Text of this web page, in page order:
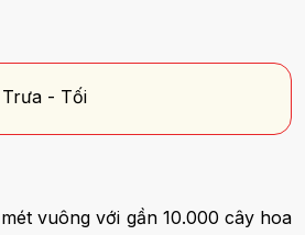
- Tối
vuông với gần 10.000 cây hoa